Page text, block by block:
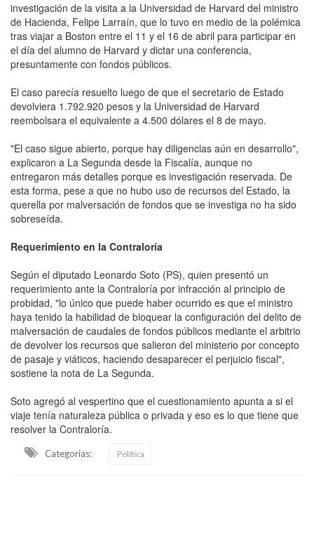
investigación de la visita a la Universidad de Harvard del ministro
de Hacienda, Felipe Larraín, que lo tuvo en medio de la polémica
tras viajar a Boston entre el 11 y el 16 de abril para participar en
el día del alumno de Harvard y dictar una conferencia,
presuntamente con fondos públicos.
El caso parecía resuelto luego de que el secretario de Estado
devolviera 1.792.920 pesos y la Universidad de Harvard
reembolsara el equivalente a 4.500 dólares el 8 de mayo.
"El caso sigue abierto, porque hay diligencias aún en desarrollo",
explicaron a La Segunda desde la Fiscalía, aunque no
entregaron más detalles porque es investigación reservada. De
esta forma, pese a que no hubo uso de recursos del Estado, la
querella por malversación de fondos que se investiga no ha sido
sobreseída.
Requerimiento en la Contraloría
Según el diputado Leonardo Soto (PS), quien presentó un
requerimiento ante la Contraloría por infracción al principio de
probidad, "lo único que puede haber ocurrido es que el ministro
haya tenido la habilidad de bloquear la configuración del delito de
malversación de caudales de fondos públicos mediante el arbitrio
de devolver los recursos que salieron del ministerio por concepto
de pasaje y viáticos, haciendo desaparecer el perjuicio fiscal",
sostiene la nota de La Segunda.
Soto agregó al vespertino que el cuestionamiento apunta a si el
viaje tenía naturaleza pública o privada y eso es lo que tiene que
resolver la Contraloría.
Categorias: Política